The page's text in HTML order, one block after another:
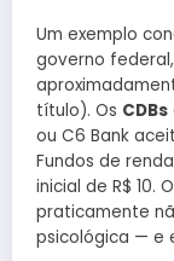
Um exemplo
governo
título). Os CDBs
ou C6 Bank
Fundos de
inicial de R$ 10.
praticamente
psicológica — e